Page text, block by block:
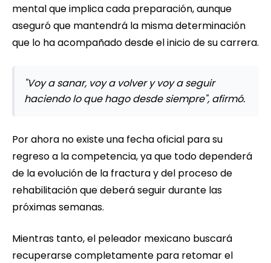
mental que implica cada preparación, aunque
aseguró que mantendrá la misma determinación
que lo ha acompañado desde el inicio de su carrera.
"Voy a sanar, voy a volver y voy a seguir
haciendo lo que hago desde siempre", afirmó.
Por ahora no existe una fecha oficial para su
regreso a la competencia, ya que todo dependerá
de la evolución de la fractura y del proceso de
rehabilitación que deberá seguir durante las
próximas semanas.
Mientras tanto, el peleador mexicano buscará
recuperarse completamente para retomar el